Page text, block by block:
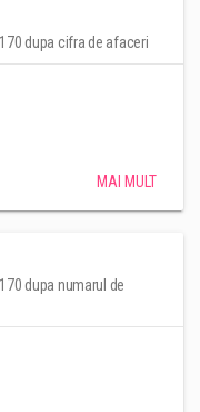
dupa cifra de afaceri
MAI MULT
dupa numarul de